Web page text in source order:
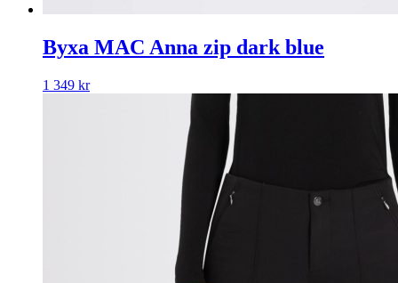
Byxa MAC Anna zip dark blue
1 349 kr